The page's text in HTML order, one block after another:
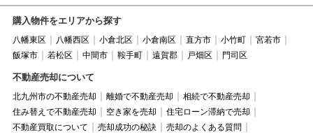
購入物件をエリアから探す
八幡東区 八幡西区 小倉北区 小倉南区 直方市 小竹町
宮若市
飯塚市
若松区 中間市 鞍手町 遠賀郡 戸畑区 門司区
不動産売却について
北九州市の不動産売却 離婚で不動産売却
相続で不動産売却
住み替えで不動産売却
空き家を売却
住宅ローン滞納で売却
不動産買取について
売却成功の秘訣
売却のよくある質問